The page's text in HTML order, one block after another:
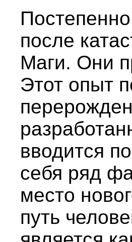
после
Маги. Они
Этот опыт
вводится
себя ряд
место
путь